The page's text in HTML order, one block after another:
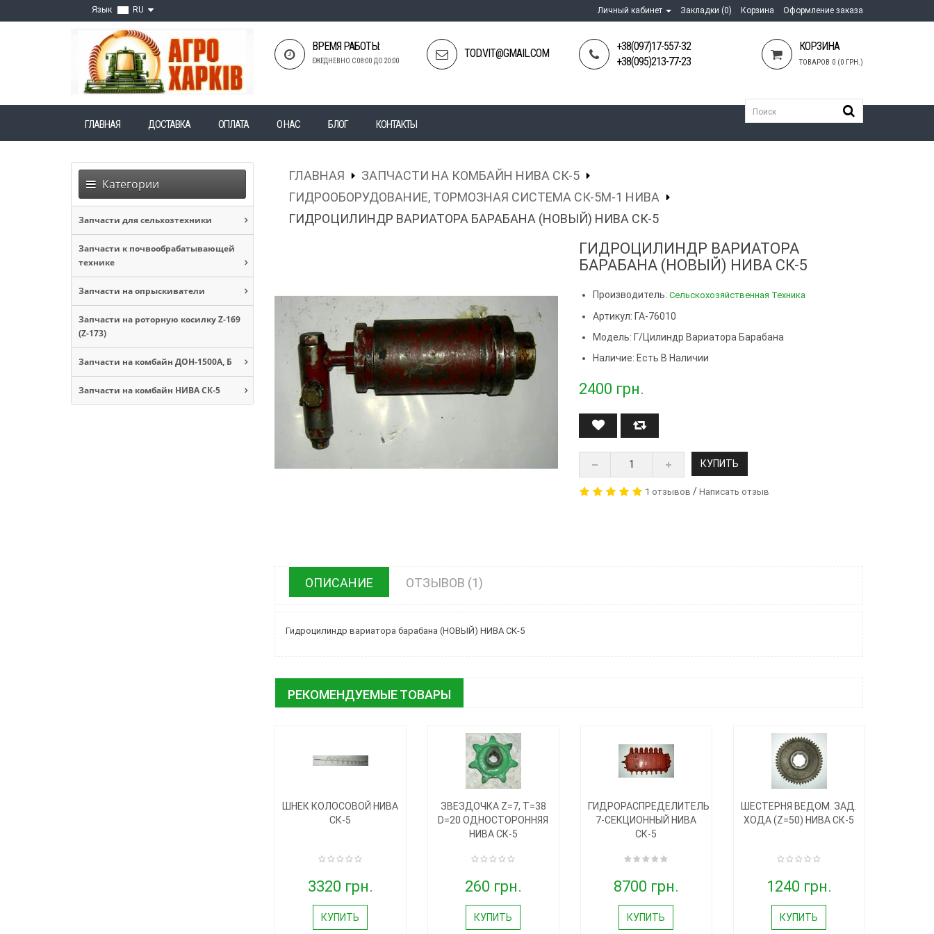
Язык RU Личный кабинет Закладки (0) Корзина Оформление заказа
ВРЕМЯ РАБОТЫ:
ЕЖЕДНЕВНО С 08:00 ДО 20:00
TOD.VIT@GMAIL.COM
+38(097)17-557-32
+38(095)213-77-23
КОРЗИНА
ТОВАРОВ 0 (0 ГРН.)
ГЛАВНАЯ ДОСТАВКА ОПЛАТА О НАС БЛОГ КОНТАКТЫ
Категории
Запчасти для сельхозтехники
Запчасти к почвообрабатывающей
технике
Запчасти на опрыскиватели
Запчасти на роторную косилку Z-169
(Z-173)
Запчасти на комбайн ДОН-1500А, Б
Запчасти на комбайн НИВА СК-5
ГЛАВНАЯ
ЗАПЧАСТИ НА КОМБАЙН НИВА СК-5
ГИДРООБОРУДОВАНИЕ, ТОРМОЗНАЯ СИСТЕМА СК-5М-1 НИВА
ГИДРОЦИЛИНДР ВАРИАТОРА БАРАБАНА (НОВЫЙ) НИВА СК-5
ГИДРОЦИЛИНДР ВАРИАТОРА
БАРАБАНА (НОВЫЙ) НИВА СК-5
Производитель:Сельскохозяйственная Техника
Артикул: ГА-76010
Модель: Г/цилиндр Вариатора Барабана
Наличие: Есть В Наличии
2400 грн.
КУПИТЬ
1 отзывов /Написать отзыв
ОПИСАНИЕ ОТЗЫВОВ (1)
Гидроцилиндр вариатора барабана (НОВЫЙ) НИВА СК-5
РЕКОМЕНДУЕМЫЕ ТОВАРЫ
ШНЕК КОЛОСОВОЙ НИВА
СК-5
3320 грн.
КУПИТЬ
ЗВЕЗДОЧКА Z=7, T=38
D=20 ОДНОСТОРОННЯЯ
НИВА СК-5
260 грн.
КУПИТЬ
ГИДРОРАСПРЕДЕЛИТЕЛЬ
7-СЕКЦИОННЫЙ НИВА
СК-5
8700 грн.
КУПИТЬ
ШЕСТЕРНЯ ВЕДОМ. ЗАД.
ХОДА (Z=50) НИВА СК-5
1240 грн.
КУПИТЬ